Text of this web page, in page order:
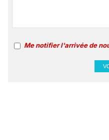
Me notifier l'arrivée de